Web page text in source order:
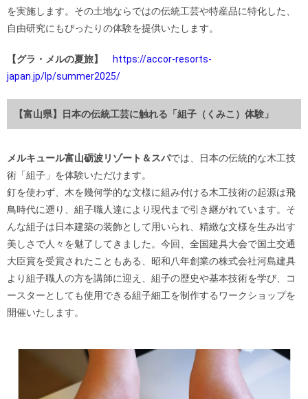
を実施します。その土地ならではの伝統工芸や特産品に特化した、
自由研究にもぴったりの体験を提供いたします。
【グラ・メルの夏旅】
https://accor-resorts-
japan.jp/lp/summer2025/
【富山県】日本の伝統工芸に触れる「組子（くみこ）体験」
メルキュール富山砺波リゾート＆スパでは、日本の伝統的な木工技
術「組子」を体験いただけます。
釘を使わず、木を幾何学的な文様に組み付ける木工技術の起源は飛
鳥時代に遡り、組子職人達により現代まで引き継がれています。そ
んな組子は日本建築の装飾として用いられ、精緻な文様を生み出す
美しさで人々を魅了してきました。今回、全国建具大会で国土交通
大臣賞を受賞されたこともある、昭和八年創業の株式会社河島建具
より組子職人の方を講師に迎え、組子の歴史や基本技術を学び、コ
ースターとしても使用できる組子細工を制作するワークショップを
開催いたします。